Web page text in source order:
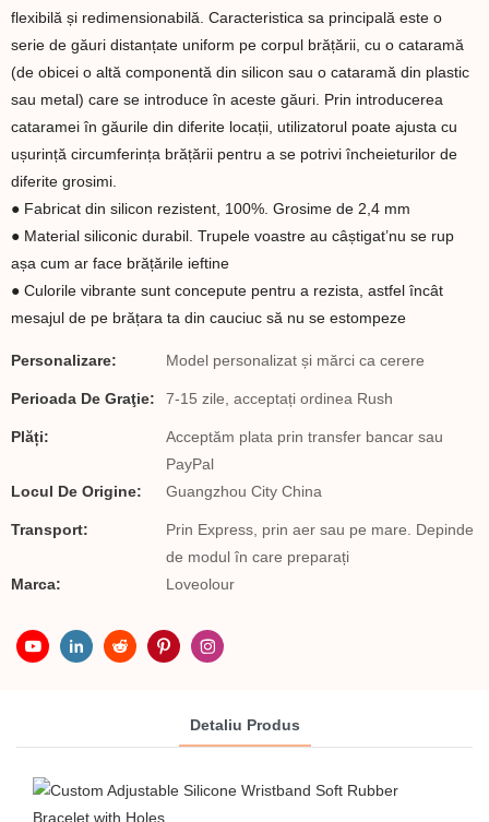
flexibilă și redimensionabilă. Caracteristica sa principală este o
serie de găuri distanțate uniform pe corpul brățării, cu o cataramă
(de obicei o altă componentă din silicon sau o cataramă din plastic
sau metal) care se introduce în aceste găuri. Prin introducerea
cataramei în găurile din diferite locații, utilizatorul poate ajusta cu
ușurință circumferința brățării pentru a se potrivi încheieturilor de
diferite grosimi.
● Fabricat din silicon rezistent, 100%. Grosime de 2,4 mm
● Material siliconic durabil. Trupele voastre au câștigat’nu se rup
așa cum ar face brățările ieftine
● Culorile vibrante sunt concepute pentru a rezista, astfel încât
mesajul de pe brățara ta din cauciuc să nu se estompeze
Personalizare: Model personalizat și mărci ca cerere
Perioada De Graţie: 7-15 zile, acceptați ordinea Rush
Plăți:
Acceptăm plata prin transfer bancar sau
PayPal
Locul De Origine:
Guangzhou City China
Transport:
Prin Express, prin aer sau pe mare. Depinde
de modul în care preparați
Marca:
Loveolour
Detaliu Produs